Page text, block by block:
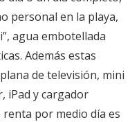
personal en la playa,
agua embotellada
Además estas
de televisión, mini
iPad y cargador
por medio día es